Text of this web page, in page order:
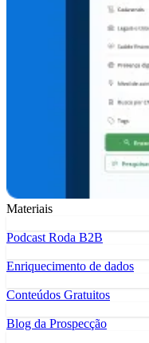
Materiais
Podcast Roda B2B
Enriquecimento de dados
Conteúdos Gratuitos
Blog da Prospecção